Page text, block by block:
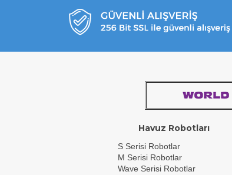
Havuz Robotları
S Serisi Robotlar
M Serisi Robotlar
Wave Serisi Robotlar